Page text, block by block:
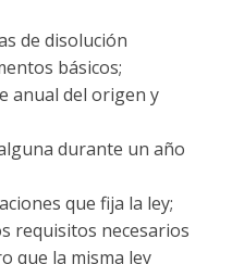
de disolución
básicos;
anual del origen y
durante un año
que fija la ley;
requisitos necesarios
que la misma ley